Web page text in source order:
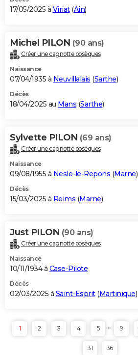
17/05/2025 à Viriat(Ain)
Michel PILON (90 ans)
Créer une cagnotte obsèques
Naissance
07/04/1935 à Neuvillalais (Sarthe)
Décès
18/04/2025 au Mans (Sarthe)
Sylvette PILON (69 ans)
Créer une cagnotte obsèques
Naissance
09/08/1955 à Nesle-le-Repons (Marne)
Décès
15/03/2025 à Reims (Marne)
Just PILON (90 ans)
Créer une cagnotte obsèques
Naissance
10/11/1934 à Case-Pilote
Décès
02/03/2025 à Saint-Esprit(Martinique)
1 2 3 4 5 ... 9
31 36